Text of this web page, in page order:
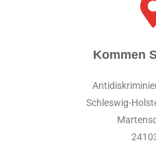
Kommen
Schleswig-